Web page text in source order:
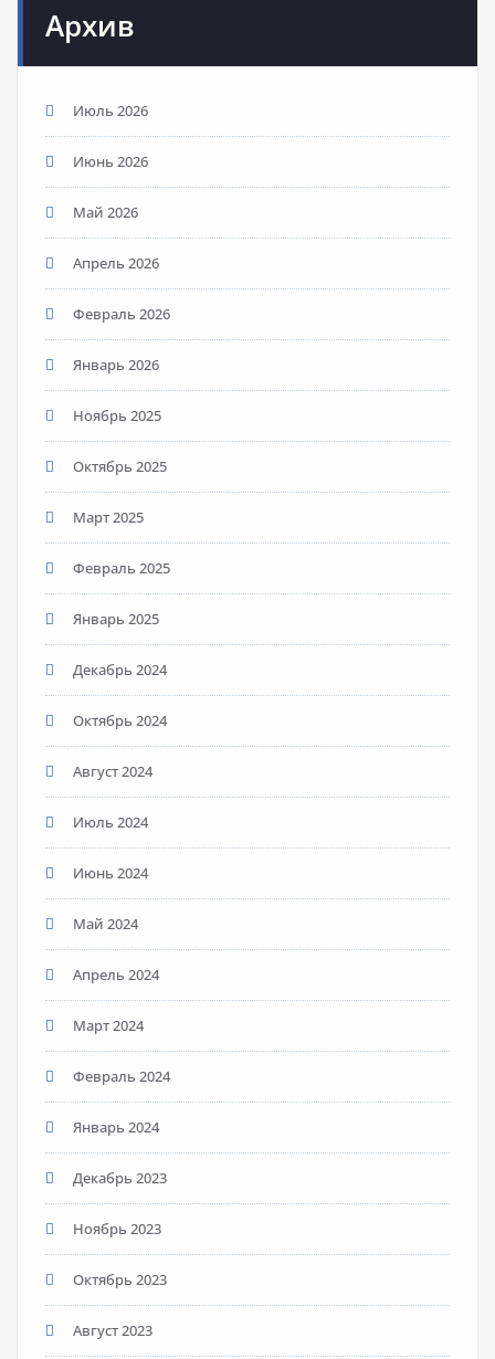
Архив
Июль 2026
Июнь 2026
Май 2026
Апрель 2026
Февраль 2026
Январь 2026
Ноябрь 2025
Октябрь 2025
Март 2025
Февраль 2025
Январь 2025
Декабрь 2024
Октябрь 2024
Август 2024
Июль 2024
Июнь 2024
Май 2024
Апрель 2024
Март 2024
Февраль 2024
Январь 2024
Декабрь 2023
Ноябрь 2023
Октябрь 2023
Август 2023